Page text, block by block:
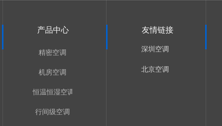
深圳空调
北京空调
精密空调
机房空调
恒温恒湿空调
行间级空调
友情链接
产品中心